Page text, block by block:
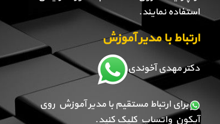
استفاده نمایند.
ارتباط با مدیر آموزش
دکتر مهدی آخوندی
برای ارتباط مستقیم با مدیر آموزش روی
آیکون واتساپ کلیک کنید.